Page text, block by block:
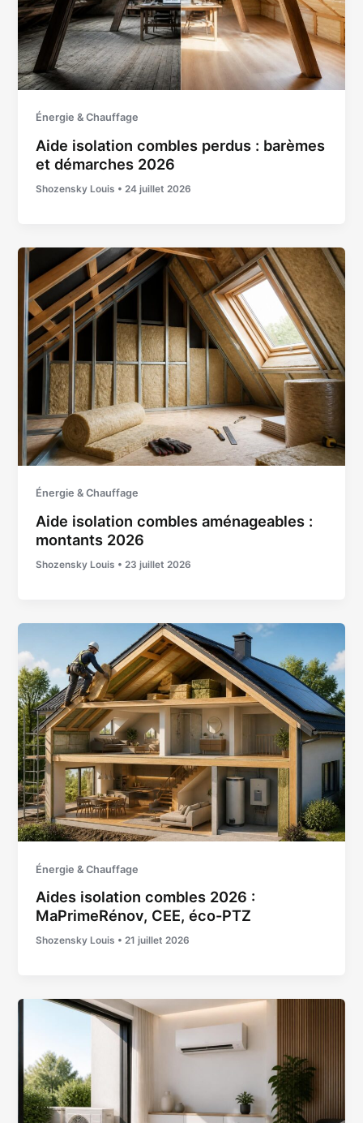
Énergie & Chauffage
Aide isolation combles perdus : barèmes
et démarches 2026
Shozensky Louis •24 juillet 2026
Énergie & Chauffage
Aide isolation combles aménageables :
montants 2026
Shozensky Louis •23 juillet 2026
Énergie & Chauffage
Aides isolation combles 2026 :
MaPrimeRénov, CEE, éco-PTZ
Shozensky Louis •21 juillet 2026